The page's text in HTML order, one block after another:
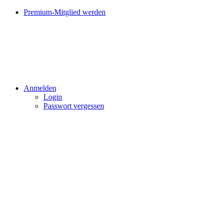
Premium-Mitglied werden
Anmelden
Login
Passwort vergessen